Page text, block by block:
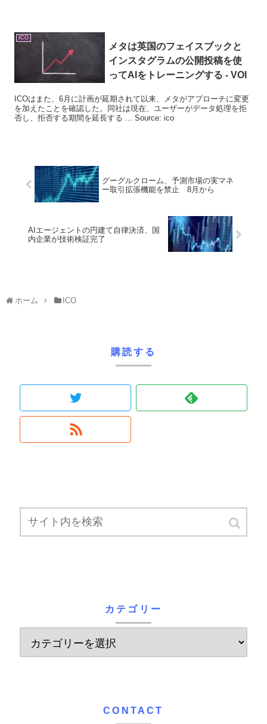
ICO
メタは英国のフェイスブックと
インスタグラムの公開投稿を使
ってAIをトレーニングする - VOI
ICOはまた、6月に計画が延期されて以来、メタがアプローチに変更
を加えたことを確認した。同社は現在、ユーザーがデータ処理を拒
否し、拒否する期間を延長する ... Source: ico
グーグルクローム、予測市場の実マネ
ー取引拡張機能を禁止 8月から
AIエージェントの円建て自律決済、国
内企業が技術検証完了
ホーム ICO
購読する
カテゴリー
CONTACT